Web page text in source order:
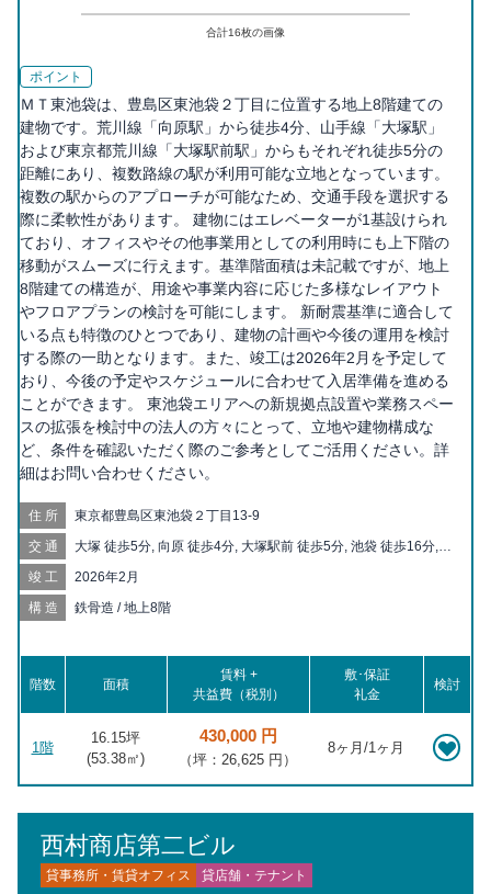
合計16枚の画像
ポイント
ＭＴ東池袋は、豊島区東池袋２丁目に位置する地上8階建ての
建物です。荒川線「向原駅」から徒歩4分、山手線「大塚駅」
および東京都荒川線「大塚駅前駅」からもそれぞれ徒歩5分の
距離にあり、複数路線の駅が利用可能な立地となっています。
複数の駅からのアプローチが可能なため、交通手段を選択する
際に柔軟性があります。 建物にはエレベーターが1基設けられ
ており、オフィスやその他事業用としての利用時にも上下階の
移動がスムーズに行えます。基準階面積は未記載ですが、地上
8階建ての構造が、用途や事業内容に応じた多様なレイアウト
やフロアプランの検討を可能にします。 新耐震基準に適合して
いる点も特徴のひとつであり、建物の計画や今後の運用を検討
する際の一助となります。また、竣工は2026年2月を予定して
おり、今後の予定やスケジュールに合わせて入居準備を進める
ことができます。 東池袋エリアへの新規拠点設置や業務スペー
スの拡張を検討中の法人の方々にとって、立地や建物構成な
ど、条件を確認いただく際のご参考としてご活用ください。詳
細はお問い合わせください。
住所 東京都豊島区東池袋２丁目13-9
交通
大塚 徒歩5分, 向原 徒歩4分, 大塚駅前 徒歩5分, 池袋 徒歩16分,
袋 徒歩11分, 庚申塚 徒歩12分, 都電雑司ヶ谷 徒歩14分, 巣鴨 徒
歩15分, 新庚申塚 徒歩15分, 北池袋 徒歩16分, 護国寺 徒歩17分,
竣工 2026年2月
構造 鉄骨造 / 地上8階
階数 面積
賃料 +
共益費（税別）
敷･保証
礼金
検討
1階
16.15坪
(53.38㎡)
430,000 円
（坪：26,625 円）
8ヶ月/1ヶ月
西村商店第二ビル
貸事務所・賃貸オフィス 貸店舗・テナント